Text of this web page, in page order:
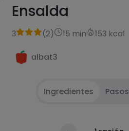
Ensalda
3 (2) 15 min 153 kcal
albat3
Ingredientes Pasos